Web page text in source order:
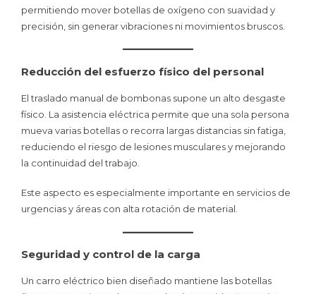
permitiendo mover botellas de oxígeno con suavidad y
precisión, sin generar vibraciones ni movimientos bruscos.
Reducción del esfuerzo físico del personal
El traslado manual de bombonas supone un alto desgaste
físico. La asistencia eléctrica permite que una sola persona
mueva varias botellas o recorra largas distancias sin fatiga,
reduciendo el riesgo de lesiones musculares y mejorando
la continuidad del trabajo.
Este aspecto es especialmente importante en servicios de
urgencias y áreas con alta rotación de material.
Seguridad y control de la carga
Un carro eléctrico bien diseñado mantiene las botellas